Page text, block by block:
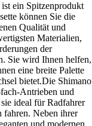
ein Spitzenprodukt
können Sie die
Qualität und
Materialien,
der
Sie wird Ihnen helfen,
eine breite Palette
bietet.Die Shimano
Antrieben und
ideal für Radfahrer
fahren. Neben ihrer